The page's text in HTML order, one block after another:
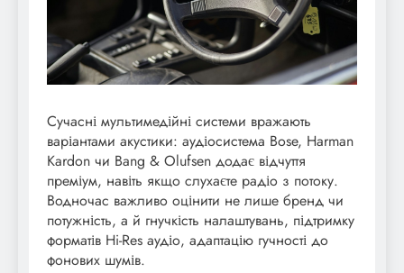
Сучасні мультимедійні системи вражають
варіантами акустики: аудіосистема Bose, Harman
Kardon чи Bang & Olufsen додає відчуття
преміум, навіть якщо слухаєте радіо з потоку.
Водночас важливо оцінити не лише бренд чи
потужність, а й гнучкість налаштувань, підтримку
форматів Hi-Res аудіо, адаптацію гучності до
фонових шумів.